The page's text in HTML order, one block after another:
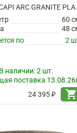
КАШПО
60
48
по
2
наличии:2 шт.
поставка
24 395 ₽
shopping_cart